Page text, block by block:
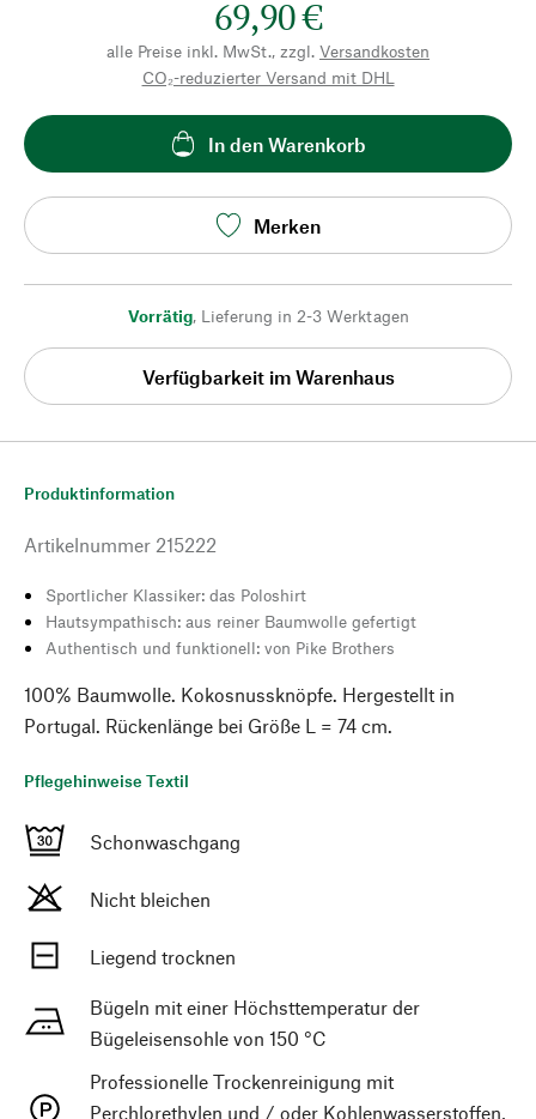
69,90 €
alle Preise inkl. MwSt., zzgl. Versandkosten
CO₂-reduzierter Versand mit DHL
In den Warenkorb
Merken
Vorrätig, Lieferung in 2-3 Werktagen
Verfügbarkeit im Warenhaus
Produktinformation
Artikelnummer 215222
Sportlicher Klassiker: das Poloshirt
Hautsympathisch: aus reiner Baumwolle gefertigt
Authentisch und funktionell: von Pike Brothers
100% Baumwolle. Kokosnussknöpfe. Hergestellt in
Portugal. Rückenlänge bei Größe L = 74 cm.
Pflegehinweise Textil
Schonwaschgang
Nicht bleichen
Liegend trocknen
Bügeln mit einer Höchsttemperatur der
Bügeleisensohle von 150 °C
Professionelle Trockenreinigung mit
Perchlorethylen und / oder Kohlenwasserstoffen,